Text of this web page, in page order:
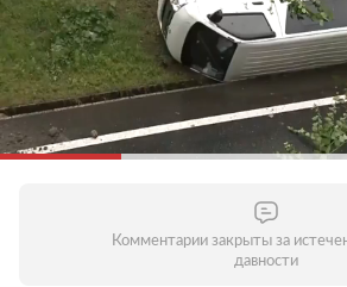
Комментарии закрыты за
давности